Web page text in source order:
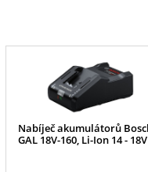
Nabíječ akumulátorů
GAL 18V-160, Li-Ion 14 - 18V